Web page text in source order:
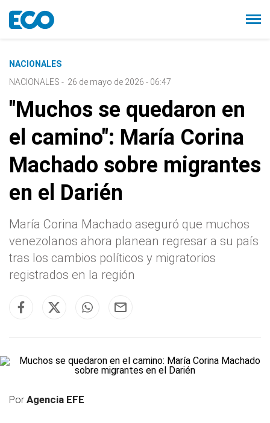
NACIONALES
NACIONALES - 26 de mayo de 2026 - 06:47
"Muchos se quedaron en
el camino": María Corina
Machado sobre migrantes
en el Darién
María Corina Machado aseguró que muchos
venezolanos ahora planean regresar a su país
tras los cambios políticos y migratorios
registrados en la región
PorAgencia EFE